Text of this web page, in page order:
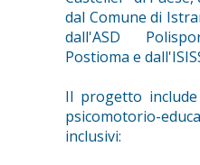
dal Comune di
dall'ASD
Postioma e
Il progetto
psicomotorio-
inclusivi: